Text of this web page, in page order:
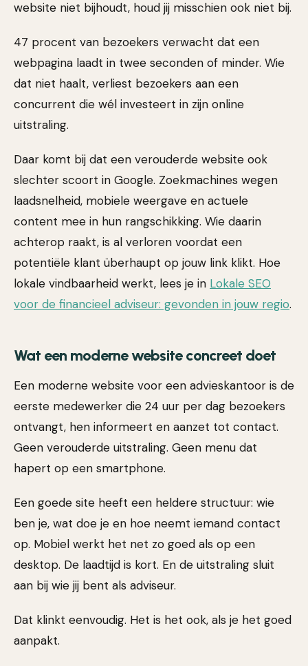
website niet bijhoudt, houd jij misschien ook niet bij.
47 procent van bezoekers verwacht dat een
webpagina laadt in twee seconden of minder. Wie
dat niet haalt, verliest bezoekers aan een
concurrent die wél investeert in zijn online
uitstraling.
Daar komt bij dat een verouderde website ook
slechter scoort in Google. Zoekmachines wegen
laadsnelheid, mobiele weergave en actuele
content mee in hun rangschikking. Wie daarin
achterop raakt, is al verloren voordat een
potentiële klant überhaupt op jouw link klikt. Hoe
lokale vindbaarheid werkt, lees je in Lokale SEO
voor de financieel adviseur: gevonden in jouw regio.
Wat een moderne website concreet doet
Een moderne website voor een advieskantoor is de
eerste medewerker die 24 uur per dag bezoekers
ontvangt, hen informeert en aanzet tot contact.
Geen verouderde uitstraling. Geen menu dat
hapert op een smartphone.
Een goede site heeft een heldere structuur: wie
ben je, wat doe je en hoe neemt iemand contact
op. Mobiel werkt het net zo goed als op een
desktop. De laadtijd is kort. En de uitstraling sluit
aan bij wie jij bent als adviseur.
Dat klinkt eenvoudig. Het is het ook, als je het goed
aanpakt.